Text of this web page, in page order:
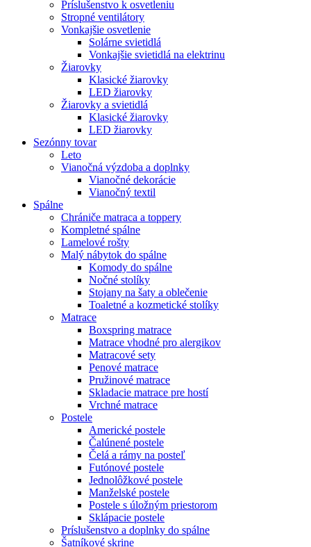
Príslušenstvo k osvetleniu
Stropné ventilátory
Vonkajšie osvetlenie
Solárne svietidlá
Vonkajšie svietidlá na elektrinu
Žiarovky
Klasické žiarovky
LED žiarovky
Žiarovky a svietidlá
Klasické žiarovky
LED žiarovky
Sezónny tovar
Leto
Vianočná výzdoba a doplnky
Vianočné dekorácie
Vianočný textil
Spálne
Chrániče matraca a toppery
Kompletné spálne
Lamelové rošty
Malý nábytok do spálne
Komody do spálne
Nočné stolíky
Stojany na šaty a oblečenie
Toaletné a kozmetické stolíky
Matrace
Boxspring matrace
Matrace vhodné pro alergikov
Matracové sety
Penové matrace
Pružinové matrace
Skladacie matrace pre hostí
Vrchné matrace
Postele
Americké postele
Čalúnené postele
Čelá a rámy na posteľ
Futónové postele
Jednolôžkové postele
Manželské postele
Postele s úložným priestorom
Sklápacie postele
Príslušenstvo a doplnky do spálne
Šatníkové skrine